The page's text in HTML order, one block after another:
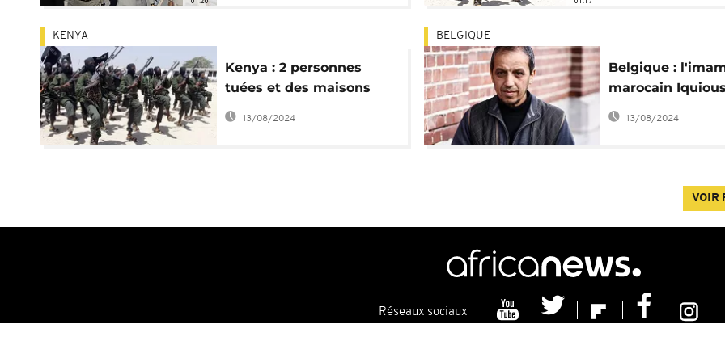
KENYA
Kenya : 2 personnes
tuées et des maisons
incendiées par des
shebabs
13/08/2024
BELGIQUE
Belgique :
marocain
indésirable "sur
européen"
13/08/2024
VOIR
Réseaux sociaux